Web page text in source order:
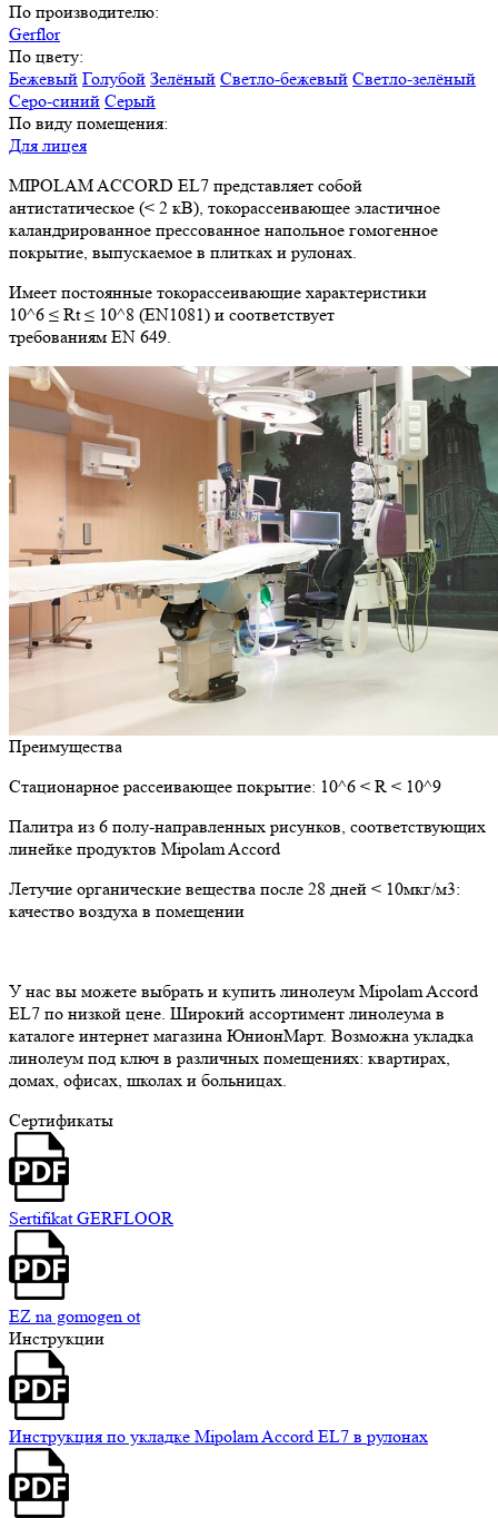
По производителю:
Gerflor
По цвету:
Бежевый Голубой Зелёный Светло-бежевый Светло-зелёный
Серо-синий Серый
По виду помещения:
Для лицея
MIPOLAM ACCORD EL7 представляет собой
антистатическое (< 2 кВ), токорассеивающее эластичное
каландрированное прессованное напольное гомогенное
покрытие, выпускаемое в плитках и рулонах.
Имеет постоянные токорассеивающие характеристики
10^6 ≤ Rt ≤ 10^8 (EN1081) и соответствует
требованиям EN 649.
Преимущества
Стационарное рассеивающее покрытие: 10^6 < R < 10^9
Палитра из 6 полу-направленных рисунков, соответствующих
линейке продуктов Mipolam Accord
Летучие органические вещества после 28 дней < 10мкг/м3:
качество воздуха в помещении
У нас вы можете выбрать и купить линолеум Mipolam Accord
EL7 по низкой цене. Широкий ассортимент линолеума в
каталоге интернет магазина ЮнионМарт. Возможна укладка
линолеум под ключ в различных помещениях: квартирах,
домах, офисах, школах и больницах.
Сертификаты
Sertifikat GERFLOOR
EZ na gomogen ot
Инструкции
Инструкция по укладке Mipolam Accord EL7 в рулонах